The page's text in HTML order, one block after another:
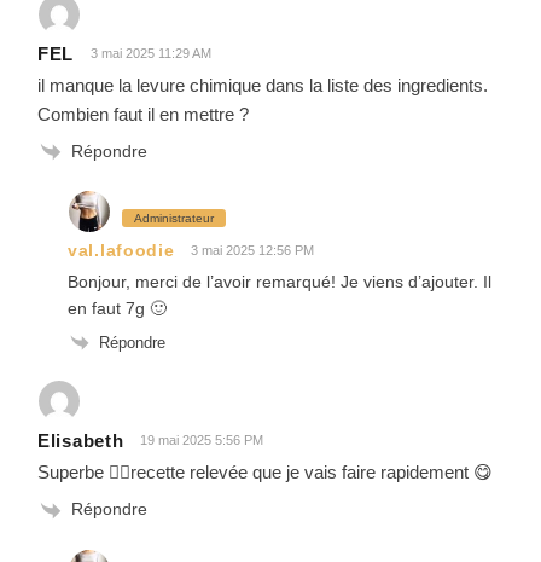
FEL 3 mai 2025 11:29 AM
il manque la levure chimique dans la liste des ingredients.
Combien faut il en mettre ?
Répondre
Administrateur
val.lafoodie 3 mai 2025 12:56 PM
Bonjour, merci de l’avoir remarqué! Je viens d’ajouter. Il
en faut 7g 🙂
Répondre
Elisabeth 19 mai 2025 5:56 PM
Superbe 👍🏻recette relevée que je vais faire rapidement 😋
Répondre